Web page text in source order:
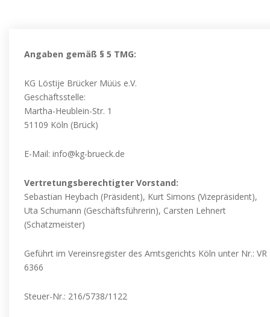
Angaben gemäß § 5 TMG:
KG Löstije Brücker Müüs e.V.
Geschäftsstelle:
Martha-Heublein-Str. 1
51109 Köln (Brück)
E-Mail: info@kg-brueck.de
Vertretungsberechtigter Vorstand:
Sebastian Heybach (Präsident), Kurt Simons (Vizepräsident),
Uta Schumann (Geschäftsführerin), Carsten Lehnert
(Schatzmeister)
Geführt im Vereinsregister des Amtsgerichts Köln unter Nr.: VR
6366
Steuer-Nr.: 216/5738/1122